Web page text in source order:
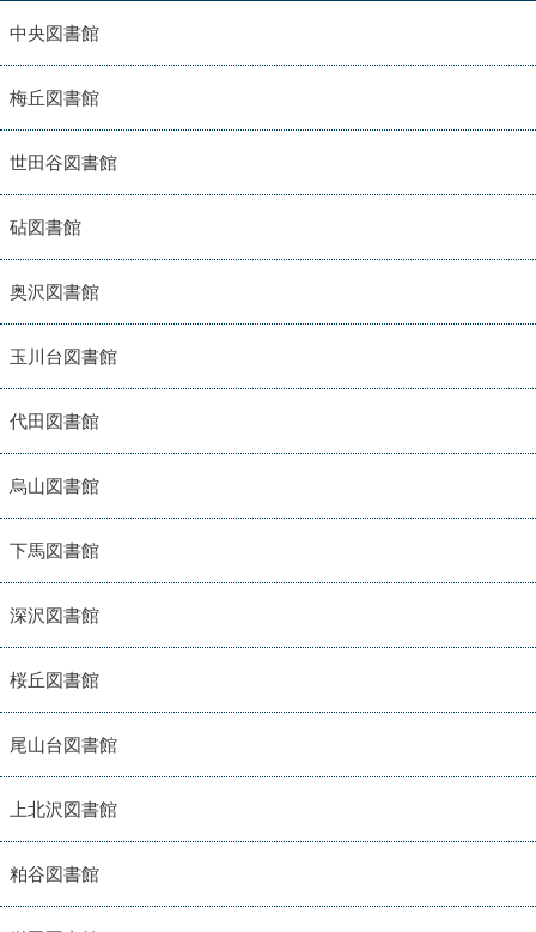
中央図書館
梅丘図書館
世田谷図書館
砧図書館
奥沢図書館
玉川台図書館
代田図書館
烏山図書館
下馬図書館
深沢図書館
桜丘図書館
尾山台図書館
上北沢図書館
粕谷図書館